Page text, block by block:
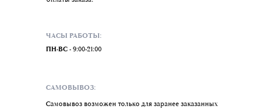
Самовывоз возможен только для заранее заказанных
САМОВЫВОЗ:
ЧАСЫ РАБОТЫ:
ПН-ВС - 9:00-21:00